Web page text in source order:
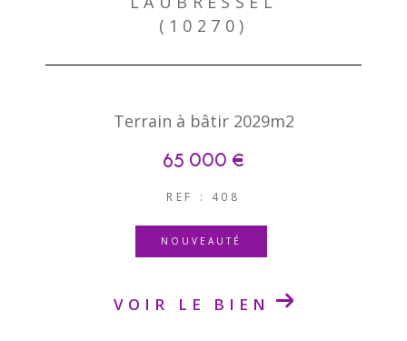
(10270)
Terrain à bâtir 2029m2
65 000 €
REF : 408
NOUVEAUTÉ
VOIR LE BIEN